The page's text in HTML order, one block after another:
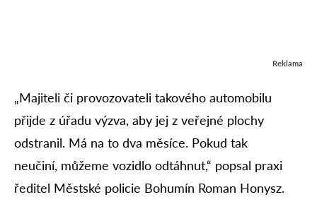
Reklama
„Majiteli či provozovateli takového automobilu
přijde z úřadu výzva, aby jej z veřejné plochy
odstranil. Má na to dva měsíce. Pokud tak
neučiní, můžeme vozidlo odtáhnut,“ popsal praxi
ředitel Městské policie Bohumín Roman Honysz.